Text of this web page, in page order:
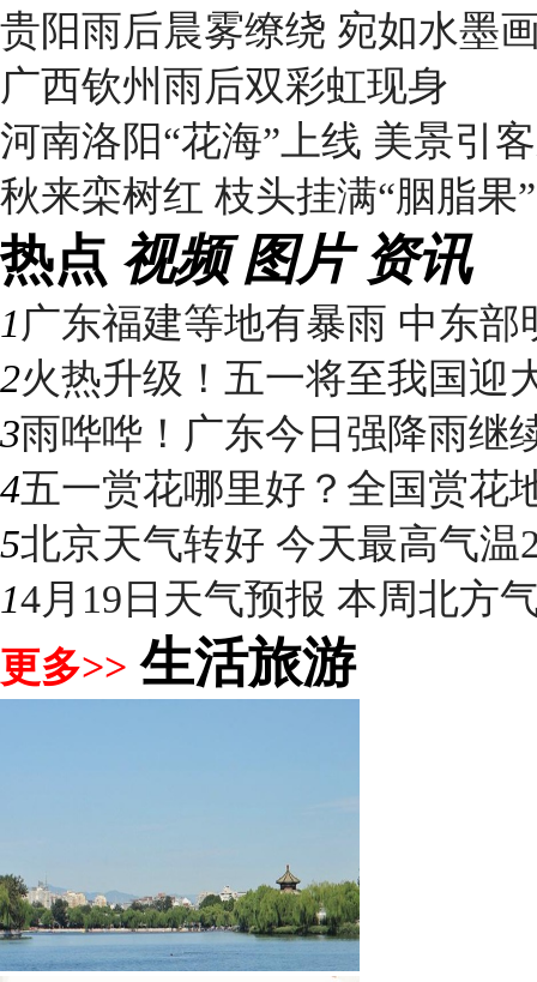
贵阳雨后晨雾缭绕 宛如水墨
广西钦州雨后双彩虹现身
河南洛阳“花海”上线 美景引
秋来栾树红 枝头挂满“胭脂果”
热点 视频 图片 资讯
1 广东福建等地有暴雨 中东部
2火热升级！五一将至我国迎
3雨哗哗！广东今日强降雨继
4五一赏花哪里好？全国赏花
5北京天气转好 今天最高气
14月19日天气预报 本周北方
更多>> 生活旅游